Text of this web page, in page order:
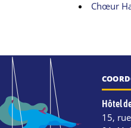
Chœur
Hôtel
15,